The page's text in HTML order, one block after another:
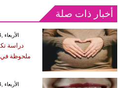
أخبار ذات صلة
GMT 11:32 2026 الأربعاء ,04 آذار/ مارس
دراسة
ملحوظة في
GMT 10:38 2026 الأربعاء ,04 آذار/ مارس